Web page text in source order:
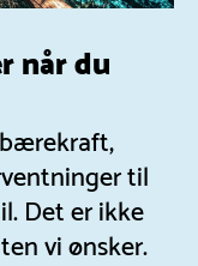
når du
til
Det er ikke
vi ønsker.